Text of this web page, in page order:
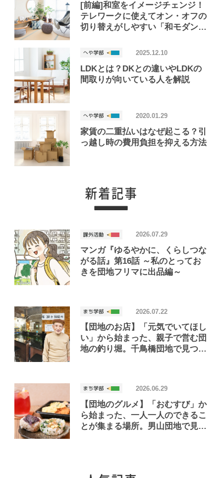
[前編]和室をイメージチェンジ！
テレワークに使えてオン・オフの
切り替えがしやすい「和モダン」
LDKとは？DKとの違いやLDKの
間取りが向いている人を解説
2025.12.10
家賃の二重払いはなぜ起こる？引
っ越し時の費用負担を抑える方法
2020.01.29
マンガ『ゆるやかに、くらしつな
がる話』第16話 ～私のとってお
きを団地フリマに出品編～
2026.07.29
【団地のお店】「元気でいてほし
い」から始まった、親子で営む団
地の釣り堀。千鳥橋団地で見つけ
2026.07.22
【団地のグルメ】「おむすび」か
ら始まった、一人一人のできるこ
とが集まる場所。男山団地で見つ
2026.06.29